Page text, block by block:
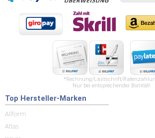
*Rechnung/Lastschrift/
Nur bei entsprechender Bonität!
Top Hersteller-Marken
Allform
Atlas